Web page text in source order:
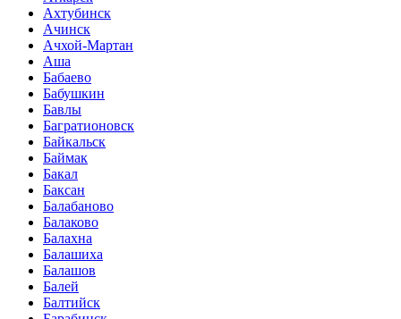
Ахтубинск
Ачинск
Ачхой-Мартан
Аша
Бабаево
Бабушкин
Бавлы
Багратионовск
Байкальск
Баймак
Бакал
Баксан
Балабаново
Балаково
Балахна
Балашиха
Балашов
Балей
Балтийск